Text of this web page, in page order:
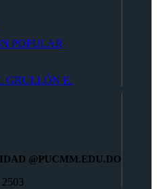
POPULAR
GRULLÓN E.
@PUCMM.EDU.DO